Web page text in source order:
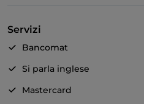
Servizi
Bancomat
Si parla inglese
Mastercard